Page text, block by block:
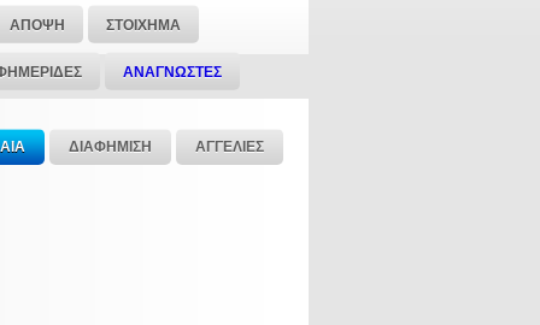
ΑΠΟΨΗ ΣΤΟΙΧΗΜΑ
ΑΝΑΓΝΩΣΤΕΣ
ΔΙΑΦΗΜΙΣΗ ΑΓΓΕΛΙΕΣ